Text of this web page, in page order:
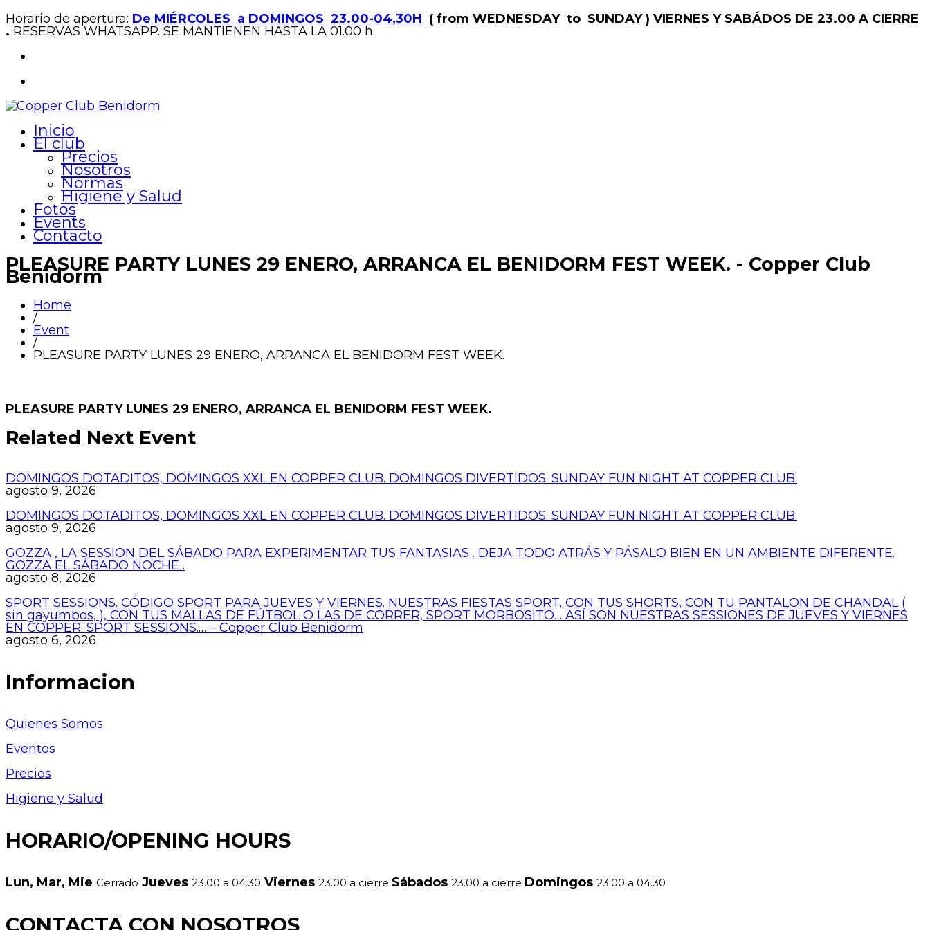
Horario de apertura: De MIÉRCOLES a DOMINGOS 23.00-04,30H ( from WEDNESDAY to SUNDAY ) VIERNES Y SABÁDOS DE 23.00 A CIERRE
. RESERVAS WHATSAPP. SE MANTIENEN HASTA LA 01.00 h.
Inicio
El club
Precios
Nosotros
Normas
Higiene y Salud
Fotos
Events
Contacto
PLEASURE PARTY LUNES 29 ENERO, ARRANCA EL BENIDORM FEST WEEK. - Copper Club
Benidorm
Home
/
Event
/
PLEASURE PARTY LUNES 29 ENERO, ARRANCA EL BENIDORM FEST WEEK.
PLEASURE PARTY LUNES 29 ENERO, ARRANCA EL BENIDORM FEST WEEK.
Related Next Event
DOMINGOS DOTADITOS, DOMINGOS XXL EN COPPER CLUB. DOMINGOS DIVERTIDOS. SUNDAY FUN NIGHT AT COPPER CLUB.
agosto 9, 2026
DOMINGOS DOTADITOS, DOMINGOS XXL EN COPPER CLUB. DOMINGOS DIVERTIDOS. SUNDAY FUN NIGHT AT COPPER CLUB.
agosto 9, 2026
GOZZA , LA SESSION DEL SÁBADO PARA EXPERIMENTAR TUS FANTASIAS . DEJA TODO ATRÁS Y PÁSALO BIEN EN UN AMBIENTE DIFERENTE.
GOZZA EL SÁBADO NOCHE .
agosto 8, 2026
SPORT SESSIONS. CÓDIGO SPORT PARA JUEVES Y VIERNES. NUESTRAS FIESTAS SPORT, CON TUS SHORTS, CON TU PANTALON DE CHANDAL (
sin gayumbos, ), CON TUS MALLAS DE FÚTBOL O LAS DE CORRER, SPORT MORBOSITO… ASÍ SON NUESTRAS SESSIONES DE JUEVES Y VIERNES
EN COPPER. SPORT SESSIONS.… – Copper Club Benidorm
agosto 6, 2026
Informacion
Quienes Somos
Eventos
Precios
Higiene y Salud
HORARIO/OPENING HOURS
Lun, Mar, Mie Cerrado Jueves 23.00 a 04.30 Viernes 23.00 a cierre Sábados 23.00 a cierre Domingos 23.00 a 04.30
CONTACTA CON NOSOTROS